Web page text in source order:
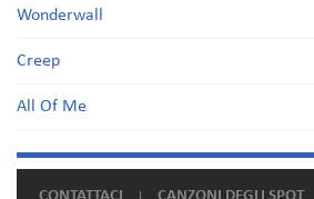
Wonderwall
Creep
All Of Me